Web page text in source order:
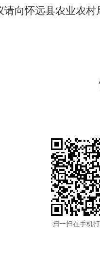
向怀远县农业农村
远县农
扫一扫在手机